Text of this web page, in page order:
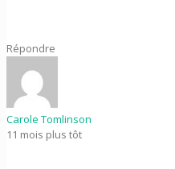
Répondre
Carole Tomlinson
11 mois plus tôt